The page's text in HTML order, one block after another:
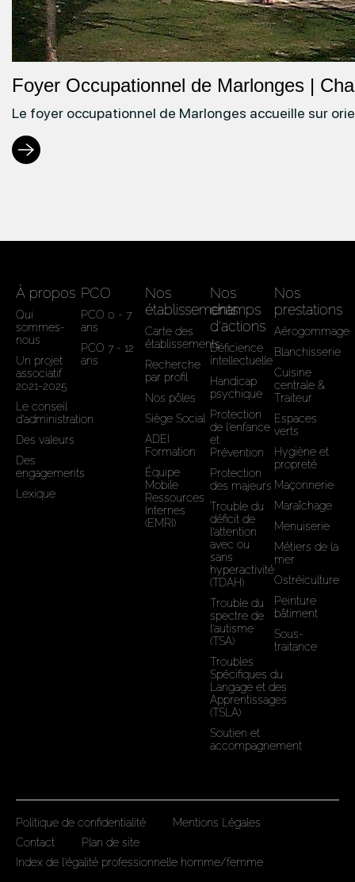
Foyer Occupationnel de Marlonges |
Le foyer occupationnel de Marlonges accueille sur
À propos
Qui
sommes-
nous
Un projet
associatif
2021-2025
Le conseil
d'administration
Des valeurs
Des
engagements
Lexique
PCO
PCO 0 - 7
ans
PCO 7 - 12
ans
Nos
établissements
Carte des
établissements
Recherche
par profil
Nos pôles
Siège Social
ADEI
Formation
Équipe
Mobile
Ressources
Internes
(EMRI)
Nos
champs
d'actions
Déficience
intellectuelle
Handicap
psychique
Protection
de l'enfance
et
Prévention
Protection
des majeurs
Trouble du
déficit de
l’attention
avec ou
sans
hyperactivité
(TDAH)
Trouble du
spectre de
l'autisme
(TSA)
Troubles
Spécifiques du
Langage et des
Apprentissages
(TSLA)
Soutien et
accompagnement
Nos
prestations
Aérogommage
Blanchisserie
Cuisine
centrale &
Traiteur
Espaces
verts
Hygiène et
propreté
Maçonnerie
Maraîchage
Menuiserie
Métiers de la
mer
Ostréiculture
Peinture
bâtiment
Sous-
traitance
Politique de confidentialité
Mentions Légales
Contact
Plan de site
Index de l'égalité professionnelle homme/femme